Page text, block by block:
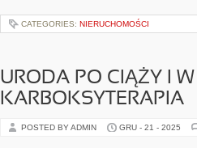
CATEGORIES: NIERUCHOMOŚCI
URODA PO CIĄŻY I
KARBOKSYTERAPIA
POSTED BY ADMIN GRU - 21 - 2025